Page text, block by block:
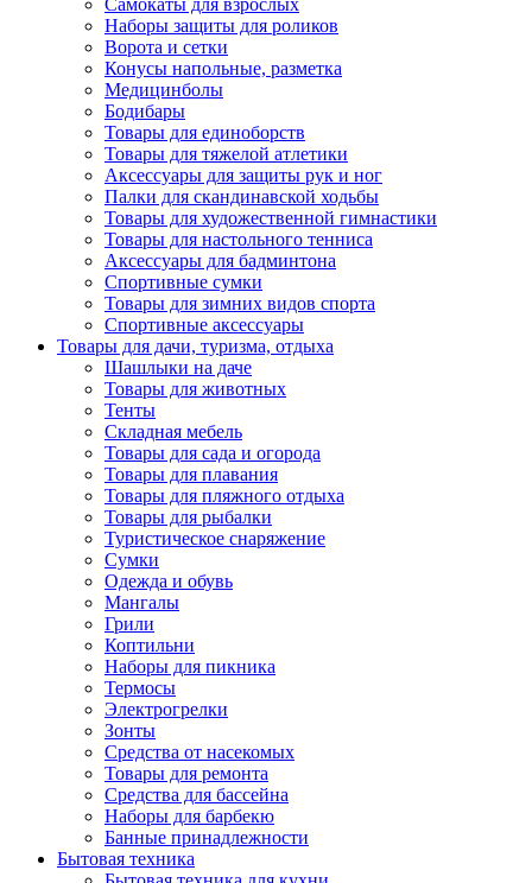
Самокаты для взрослых
Наборы защиты для роликов
Ворота и сетки
Конусы напольные, разметка
Медицинболы
Бодибары
Товары для единоборств
Товары для тяжелой атлетики
Аксессуары для защиты рук и ног
Палки для скандинавской ходьбы
Товары для художественной гимнастики
Товары для настольного тенниса
Аксессуары для бадминтона
Спортивные сумки
Товары для зимних видов спорта
Спортивные аксессуары
Товары для дачи, туризма, отдыха
Шашлыки на даче
Товары для животных
Тенты
Складная мебель
Товары для сада и огорода
Товары для плавания
Товары для пляжного отдыха
Товары для рыбалки
Туристическое снаряжение
Сумки
Одежда и обувь
Мангалы
Грили
Коптильни
Наборы для пикника
Термосы
Электрогрелки
Зонты
Средства от насекомых
Товары для ремонта
Средства для бассейна
Наборы для барбекю
Банные принадлежности
Бытовая техника